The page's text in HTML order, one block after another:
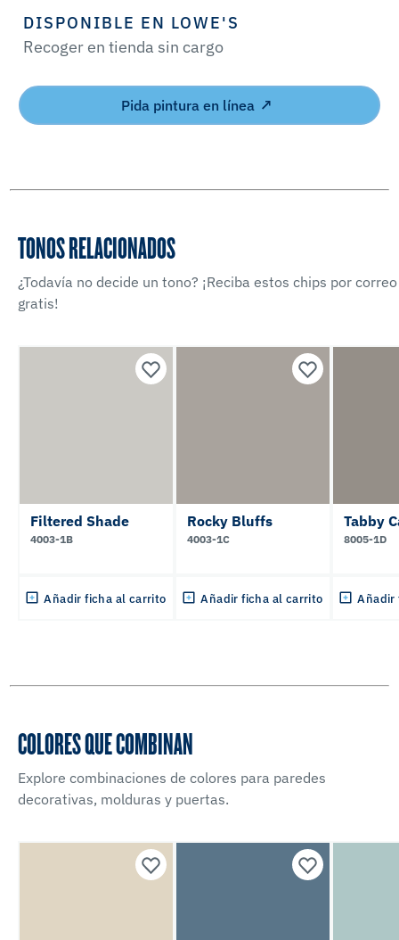
DISPONIBLE EN LOWE'S
Recoger en tienda sin cargo
Pida pintura en línea
TONOS RELACIONADOS
¿Todavía no decide un tono? ¡Reciba estos chips por correo
gratis!
Filtered Shade
4003-1B
Añadir ficha al carrito
Rocky Bluffs
4003-1C
Añadir ficha al carrito
Tabby
8005-1D
Añadir
COLORES QUE COMBINAN
Explore combinaciones de colores para paredes
decorativas, molduras y puertas.